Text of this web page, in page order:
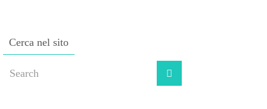
Cerca nel sito